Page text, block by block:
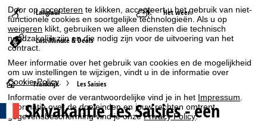
Door opaccepteren te klikken, accepteert u het gebruik van niet-
functionele cookies en soortgelijke technologieën. Als u op
weigeren klikt, gebruiken we alleen diensten die technisch
noodzakelijk zijn en die nodig zijn voor de uitvoering van het
contract.
Meer informatie over het gebruik van cookies en de mogelijkheid
om uw instellingen te wijzigen, vindt u in de informatie over
Cookie-Policy
Informatie over de verantwoordelijke vind je in het Impressum
Informatie over de doeleinden en jouw rechten omtrent
gegevensbescherming vind je onzePrivacy Policy.
Langlauf Het weer
Last-Minute & Deals
S
t
Frankrijk Les Saisies
Skivakantie Les Saisies - een